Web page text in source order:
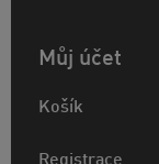
Můj účet
Košík